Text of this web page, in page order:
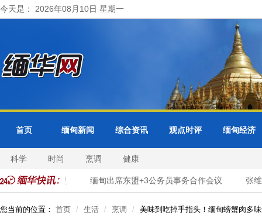
今天是： 2026年08月10日 星期一
首页 缅甸新闻 综合资讯 观点时评 缅甸经济
科学 时尚 烹调 健康
数字化转型 缅甸出席东盟+3公务员事务合作会议 张维为
您当前的位置： 首页 生活 烹调 美味到吃掉手指头！缅甸螃蟹肉多